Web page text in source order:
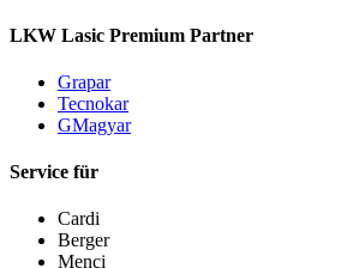
LKW Lasic Premium Partner
Grapar
Tecnokar
GMagyar
Service für
Cardi
Berger
Menci